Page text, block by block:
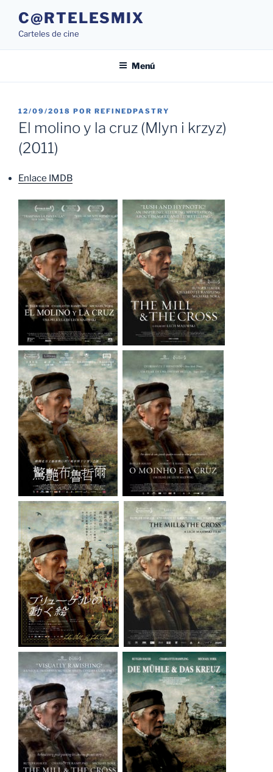
contenido
C@RTELESMIX
Carteles de cine
Menú
PUBLICADO
EL
12/09/2018 POR REFINEDPASTRY
El molino y la cruz (Mlyn i krzyz)
(2011)
Enlace IMDB